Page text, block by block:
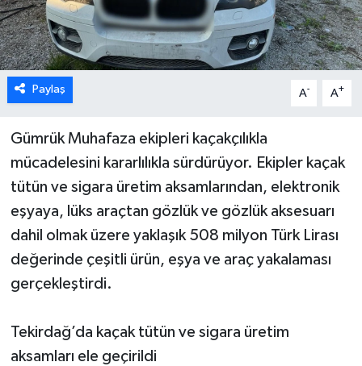
Paylaş A- A+
Gümrük Muhafaza ekipleri kaçakçılıkla
mücadelesini kararlılıkla sürdürüyor. Ekipler kaçak
tütün ve sigara üretim aksamlarından, elektronik
eşyaya, lüks araçtan gözlük ve gözlük aksesuarı
dahil olmak üzere yaklaşık 508 milyon Türk Lirası
değerinde çeşitli ürün, eşya ve araç yakalaması
gerçekleştirdi.
Tekirdağ’da kaçak tütün ve sigara üretim
aksamları ele geçirildi